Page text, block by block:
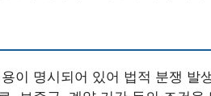
이 명시되어 있어 법적 분쟁 발